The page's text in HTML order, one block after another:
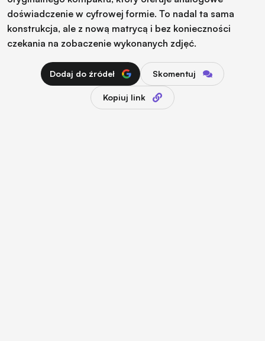
doświadczenie w cyfrowej formie. To nadal ta sama
konstrukcja, ale z nową matrycą i bez konieczności
czekania na zobaczenie wykonanych zdjęć.
Dodaj do źródeł Skomentuj
Kopiuj link